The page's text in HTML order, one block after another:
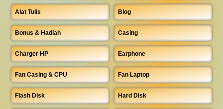
Alat Tulis Blog
Bonus & Hadiah Casing
Charger HP Earphone
Fan Casing & CPU Fan Laptop
Flash Disk Hard Disk